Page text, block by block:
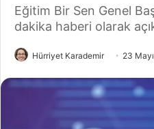
Eğitim Bir Sen Genel
dakika haberi olarak
Hürriyet Karademir 23